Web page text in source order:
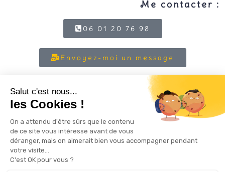
Me contacter :
06 01 20 76 98
Envoyez-moi un message
Prenez un RV découverte